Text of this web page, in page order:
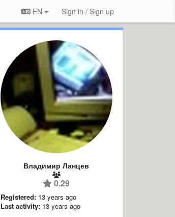
EN Sign in / Sign up
Владимир Ланцев
0.29
Registered: 13 years ago
Last activity: 13 years ago